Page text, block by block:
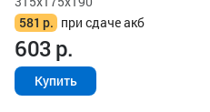
581 р. при сдаче акб
603р.
Купить